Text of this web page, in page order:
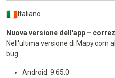
Italiano
Nuova versione dell'app –
Nell'ultima versione di Mapy.com
bug.
Android: 9.65.0